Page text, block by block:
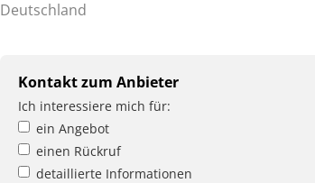
Deutschland
Kontakt zum Anbieter
Ich interessiere mich für:
ein Angebot
einen Rückruf
detaillierte Informationen